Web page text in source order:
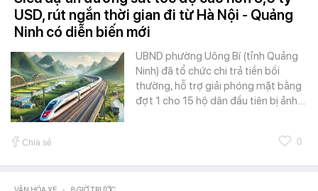
USD, rút ngắn thời gian đi từ Hà Nội - Quảng
Ninh có diễn biến mới
UBND phường Uông Bí (tỉnh Quảng
Ninh) đã tổ chức chi trả tiền bồi
thường, hỗ trợ giải phóng mặt bằng
đợt 1 cho 15 hộ dân đầu tiên bị ảnh…
Chia sẻ 0